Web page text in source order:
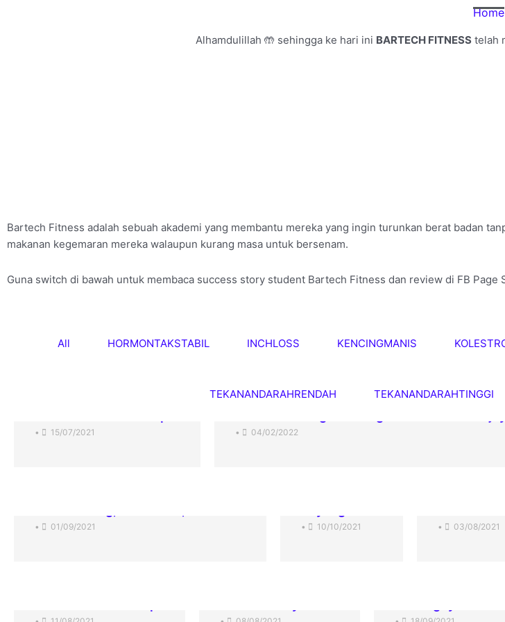
Home
Alhamdulillah 🤲 sehingga ke hari ini BARTECH FITNESS telah
Bartech Fitness adalah sebuah akademi yang membantu mereka yang ingin turunkan berat badan
makanan kegemaran mereka walaupun kurang masa untuk bersenam.
Guna switch di bawah untuk membaca success story student Bartech Fitness dan review di FB Page
All HORMONTAKSTABIL INCHLOSS KENCINGMANIS
TEKANANDARAHRENDAH TEKANANDARAHTINGGI
• 15/07/2021 • 04/02/2022
• 01/09/2021 • 10/10/2021 • 03/08/2021